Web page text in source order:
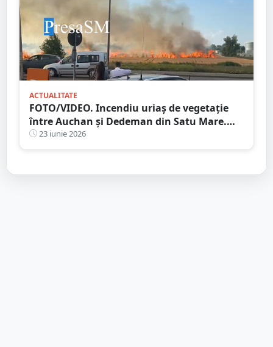
ACTUALITATE
FOTO/VIDEO. Incendiu uriaș de vegetație
între Auchan și Dedeman din Satu Mare.
Flăcările amenință complexul comercial
23 iunie 2026